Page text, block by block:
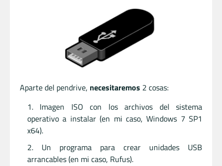
Aparte del pendrive, necesitaremos 2 cosas:
Imagen ISO con los archivos del sistema
operativo a instalar (en mi caso, Windows 7 SP1
x64).
Un programa para crear unidades USB
arrancables (en mi caso, Rufus).